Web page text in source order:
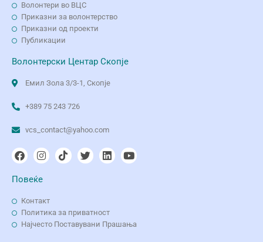
Волонтери во ВЦС
Приказни за волонтерство
Приказни од проекти
Публикации
Волонтерски Центар Скопје
Емил Зола 3/3-1, Скопје
+389 75 243 726
vcs_contact@yahoo.com
Повеќе
Контакт
Политика за приватност
Најчесто Поставувани Прашања